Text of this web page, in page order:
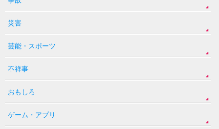
災害
芸能・スポーツ
不祥事
おもしろ
ゲーム・アプリ